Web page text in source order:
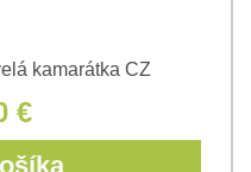
kamarátka CZ
€